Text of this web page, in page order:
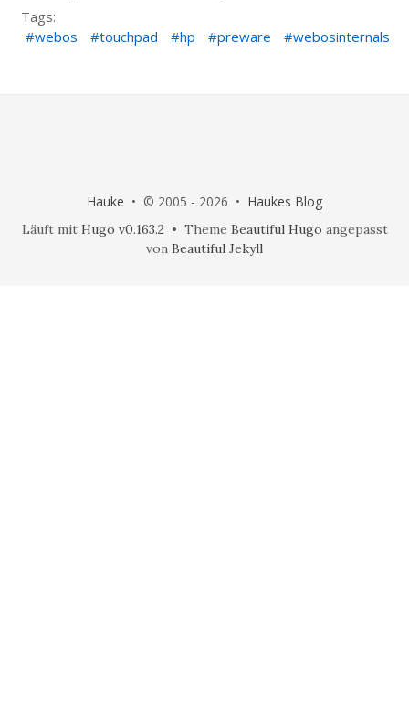
Tags:
webos
touchpad hp preware webosinternals
Hauke • © 2005 - 2026 • Haukes Blog
Läuft mit Hugo v0.163.2 • Theme Beautiful Hugo angepasst
von Beautiful Jekyll